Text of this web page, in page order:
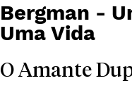
Bergman -
Uma Vida
O Amante